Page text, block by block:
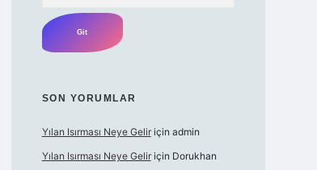
SON YORUMLAR
Yılan Isırması Neye Geliriçin admin
Yılan Isırması Neye Geliriçin Dorukhan